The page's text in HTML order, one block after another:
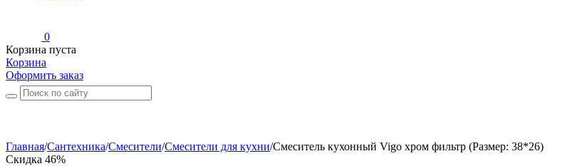
0
Корзина пуста
Корзина
Оформить заказ
Главная/Сантехника/Смесители/Смесители для кухни/Смеситель кухонный Vigo хром фильтр (Размер: 38*26)
Скидка 46%